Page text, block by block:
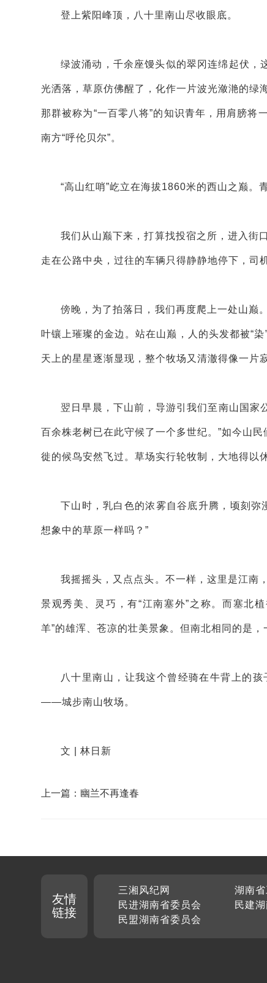
登上紫阳峰顶，八十里南山尽收眼底。
绿波涌动，千余座馒头似的翠冈连绵起伏，
光洒落，草原仿佛醒了，化作一片波光潋滟的绿
那群被称为“一百零八将”的知识青年，用肩膀
南方“呼伦贝尔”。
“高山红哨”屹立在海拔1860米的西山之巅。
我们从山巅下来，打算找投宿之所，进入街
走在公路中央，过往的车辆只得静静地停下，司
傍晚，为了拍落日，我们再度爬上一处山巅
叶镶上璀璨的金边。站在山巅，人的头发都被“
天上的星星逐渐显现，整个牧场又清澈得像一片
翌日早晨，下山前，导游引我们至南山国家
百余株老树已在此守候了一个多世纪。”如今山
徙的候鸟安然飞过。草场实行轮牧制，大地得以
下山时，乳白色的浓雾自谷底升腾，顷刻
想象中的草原一样吗？”
我摇摇头，又点点头。不一样，这里是江南
景观秀美、灵巧，有“江南塞外”之称。而塞北
羊”的雄浑、苍凉的壮美景象。但南北相同的是，
八十里南山，让我这个曾经骑在牛背上的
——城步南山牧场。
文 | 林日新
上一篇：幽兰不再逢春
友情
链接
三湘风纪网 湖南
民进湖南省委员会
民建
民盟湖南省委员会